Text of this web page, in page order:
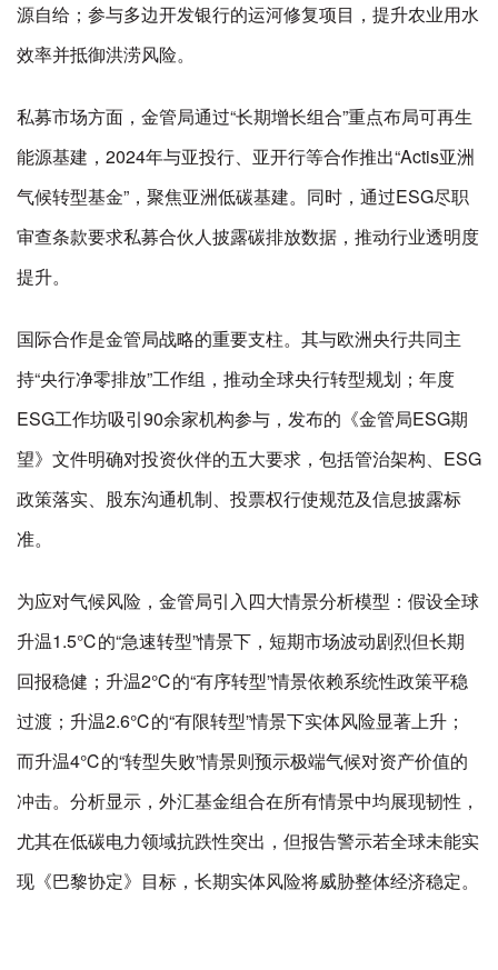
源自给；参与多边开发银行的运河修复项目，提升农业用水
效率并抵御洪涝风险。
私募市场方面，金管局通过“长期增长组合”重点布局可再生
能源基建，2024年与亚投行、亚开行等合作推出“Actis亚洲
气候转型基金”，聚焦亚洲低碳基建。同时，通过ESG尽职
审查条款要求私募合伙人披露碳排放数据，推动行业透明度
提升。
国际合作是金管局战略的重要支柱。其与欧洲央行共同主
持“央行净零排放”工作组，推动全球央行转型规划；年度
ESG工作坊吸引90余家机构参与，发布的《金管局ESG期
望》文件明确对投资伙伴的五大要求，包括管治架构、ESG
政策落实、股东沟通机制、投票权行使规范及信息披露标
准。
为应对气候风险，金管局引入四大情景分析模型：假设全球
升温1.5℃的“急速转型”情景下，短期市场波动剧烈但长期
回报稳健；升温2℃的“有序转型”情景依赖系统性政策平稳
过渡；升温2.6℃的“有限转型”情景下实体风险显著上升；
而升温4℃的“转型失败”情景则预示极端气候对资产价值的
冲击。分析显示，外汇基金组合在所有情景中均展现韧性，
尤其在低碳电力领域抗跌性突出，但报告警示若全球未能实
现《巴黎协定》目标，长期实体风险将威胁整体经济稳定。